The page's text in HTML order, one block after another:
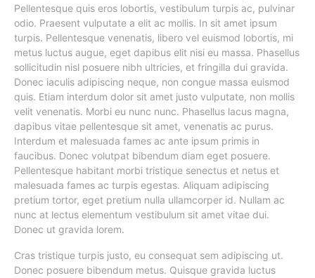
Pellentesque quis eros lobortis, vestibulum turpis ac, pulvinar
odio. Praesent vulputate a elit ac mollis. In sit amet ipsum
turpis. Pellentesque venenatis, libero vel euismod lobortis, mi
metus luctus augue, eget dapibus elit nisi eu massa. Phasellus
sollicitudin nisl posuere nibh ultricies, et fringilla dui gravida.
Donec iaculis adipiscing neque, non congue massa euismod
quis. Etiam interdum dolor sit amet justo vulputate, non mollis
velit venenatis. Morbi eu nunc nunc. Phasellus lacus magna,
dapibus vitae pellentesque sit amet, venenatis ac purus.
Interdum et malesuada fames ac ante ipsum primis in
faucibus. Donec volutpat bibendum diam eget posuere.
Pellentesque habitant morbi tristique senectus et netus et
malesuada fames ac turpis egestas. Aliquam adipiscing
pretium tortor, eget pretium nulla ullamcorper id. Nullam ac
nunc at lectus elementum vestibulum sit amet vitae dui.
Donec ut gravida lorem.
Cras tristique turpis justo, eu consequat sem adipiscing ut.
Donec posuere bibendum metus. Quisque gravida luctus